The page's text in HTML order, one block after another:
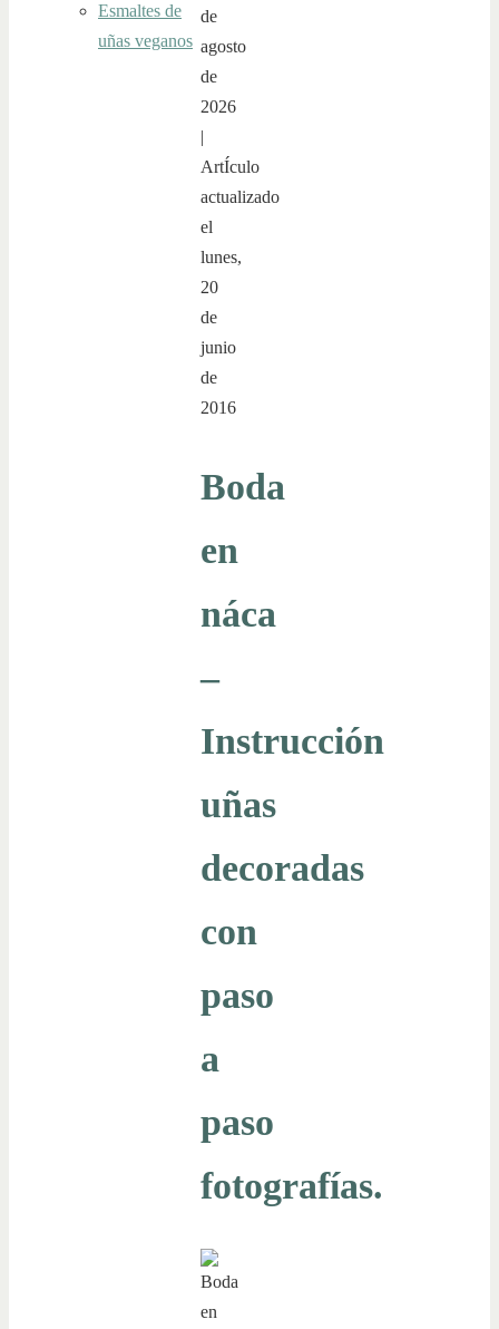
de
agosto
de
2026
|
ArtÍculo
actualizado
el
lunes,
20
de
junio
de
2016
Boda
en
náca
–
Instrucción
uñas
decoradas
con
paso
a
paso
fotografías.
Esmaltes de
uñas veganos